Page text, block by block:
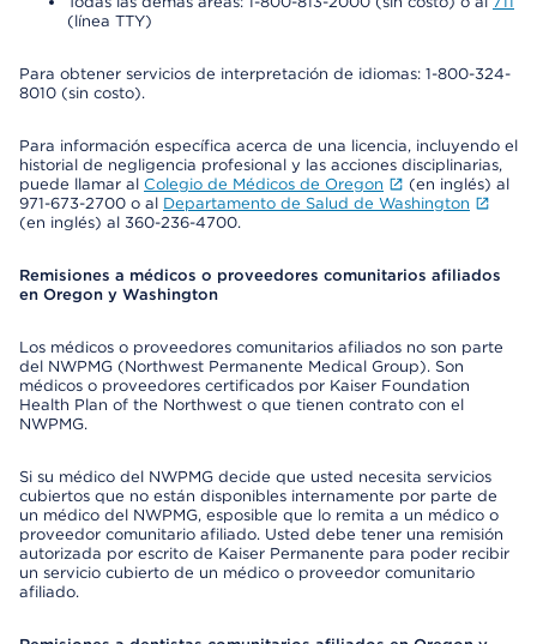
(línea TTY)
Para obtener servicios de interpretación de idiomas: 1-800-324-
8010 (sin costo).
Para información específica acerca de una licencia, incluyendo el
historial de negligencia profesional y las acciones disciplinarias,
puede llamar al Colegio de Médicos de Oregon
(en inglés) al
971-673-2700 o al Departamento de Salud de Washington
(en inglés) al 360-236-4700.
Remisiones a médicos o proveedores comunitarios afiliados
en Oregon y Washington
Los médicos o proveedores comunitarios afiliados no son parte
del NWPMG (Northwest Permanente Medical Group). Son
médicos o proveedores certificados por Kaiser Foundation
Health Plan of the Northwest o que tienen contrato con el
NWPMG.
Si su médico del NWPMG decide que usted necesita servicios
cubiertos que no están disponibles internamente por parte de
un médico del NWPMG, esposible que lo remita a un médico o
proveedor comunitario afiliado. Usted debe tener una remisión
autorizada por escrito de Kaiser Permanente para poder recibir
un servicio cubierto de un médico o proveedor comunitario
afiliado.